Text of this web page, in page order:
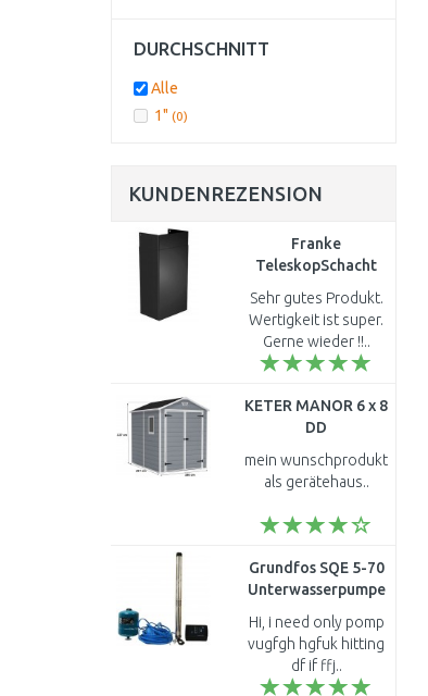
DURCHSCHNITT
Alle
1" (0)
KUNDENREZENSION
Franke
TeleskopSchacht
Dunstabzugshauben,
schwarz
112.0285.288
Sehr gutes Produkt.
Wertigkeit ist super.
Gerne wieder !!..
KETER MANOR 6 x 8
DD
Kunststoffgerätehaus,
186 x 237 x 227 cm
17196659
mein wunschprodukt
als gerätehaus..
Grundfos SQE 5-70
Unterwasserpumpe
mit dem Kabel 40 m
96524503
Hi, i need only pomp
vugfgh hgfuk hitting
df if ffj..